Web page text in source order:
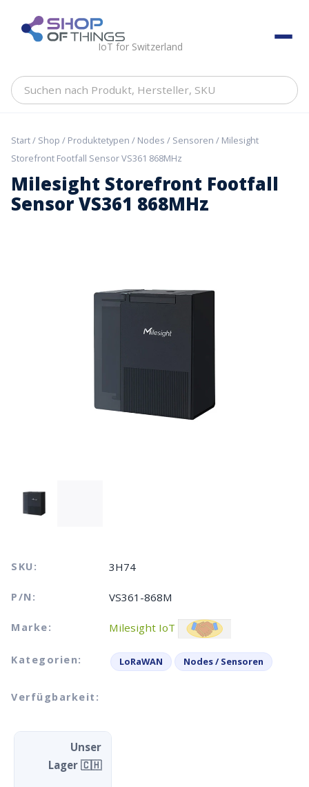
content ShopOfThings
IoT for Switzerland
Suchen
Hersteller,
Start/ Shop / Produktetypen / Nodes / Sensoren / Milesight
Storefront Footfall Sensor VS361 868MHz
Milesight Storefront Footfall
Sensor VS361 868MHz
SKU: 3H74
P/N: VS361-868M
Marke: Milesight IoT
Kategorien: LoRaWAN Nodes / Sensoren
Verfügbarkeit:
Unser
Lager 🇨🇭